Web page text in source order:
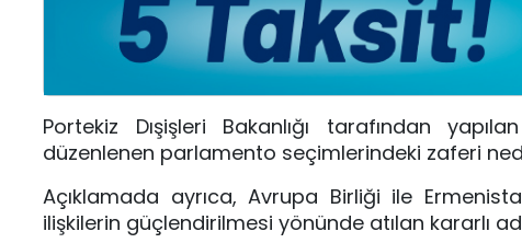
Portekiz Dışişleri Bakanlığı tarafından
düzenlenen parlamento seçimlerindeki zaferi
Açıklamada ayrıca, Avrupa Birliği ile
ilişkilerin güçlendirilmesi yönünde atılan kararlı